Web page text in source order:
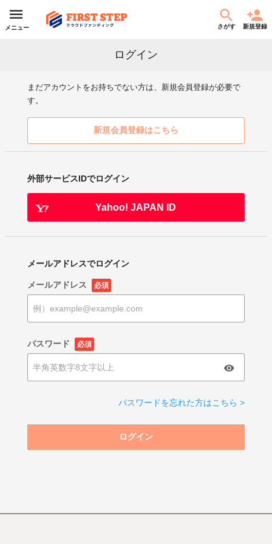
メニュー さがす 新規登録
ログイン
まだアカウントをお持ちでない方は、新規会員登録が必要で
す。
新規会員登録はこちら
外部サービスIDでログイン
Yahoo! JAPAN ID
メールアドレスでログイン
メールアドレス 必須
パスワード 必須
パスワードを忘れた方はこちら >
ログイン